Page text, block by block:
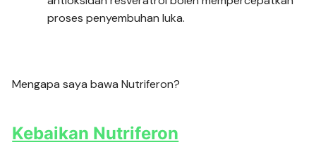
proses penyembuhan luka.
Mengapa saya bawa Nutriferon?
Kebaikan Nutriferon